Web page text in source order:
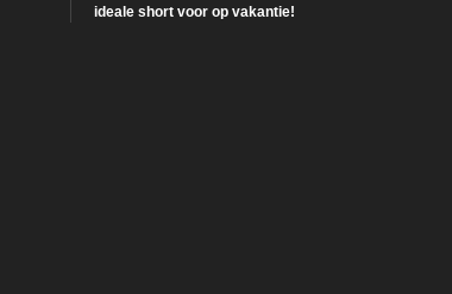
ideale short voor op vakantie!